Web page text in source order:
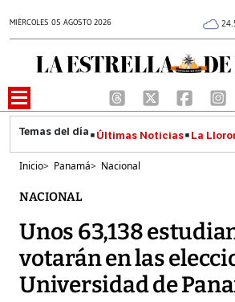
MIÉRCOLES 05 AGOSTO 2026
Últimas Noticias La
Inicio> Panamá> Nacional
NACIONAL
Unos 63,138
votarán en las
Universidad de